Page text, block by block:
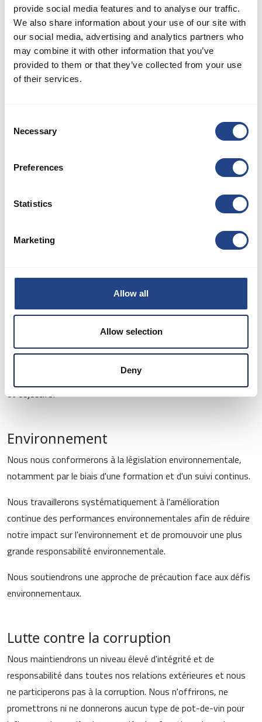
provide social media features and to analyse our traffic.
We also share information about your use of our site with
our social media, advertising and analytics partners who
may combine it with other information that you’ve
provided to them or that they’ve collected from your use
of their services.
Selection
Necessary
Preferences
Statistics
Marketing
Allow all
Allow selection
Deny
de développement au travail en leur offrant une éducation et
une formation.
Nous fournirons à nos employés un environnement de travail
sûr et sain.
Nous reconnaîtrons le droit de nos employés à la liberté
nous embauchons des jeunes travailleurs âgés de 15 à 18 ans,
ils ne doivent pas effectuer de travaux dangereux ou de nuit.
Nous ne pratiquerons pas de discrimination sur le lieu de travail
en raison de l'âge, du sexe, de la race, de la couleur, du
handicap, de la religion ou des convictions, de la langue, de
l'origine nationale ou sociale, de l'appartenance à un syndicat
ou de tout autre motif de discrimination reconnu par le droit
d'embauche et d'emploi que sur la base de critères pertinents
et objectifs.
Environnement
Nous nous conformerons à la législation environnementale,
notamment par le biais d'une formation et d'un suivi continus.
Nous travaillerons systématiquement à l'amélioration
continue des performances environnementales afin de réduire
notre impact sur l'environnement et de promouvoir une plus
grande responsabilité environnementale.
Nous soutiendrons une approche de précaution face aux défis
environnementaux.
Lutte contre la corruption
Nous maintiendrons un niveau élevé d'intégrité et de
responsabilité dans toutes nos relations extérieures et nous
ne participerons pas à la corruption. Nous n'offrirons, ne
promettrons ni ne donnerons aucun type de pot-de-vin pour